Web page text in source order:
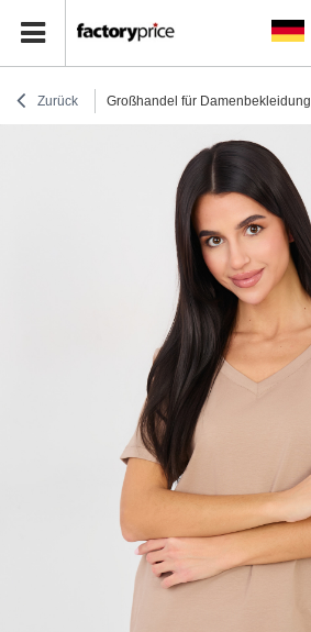
Zurück Großhandel für Damenbekleidung